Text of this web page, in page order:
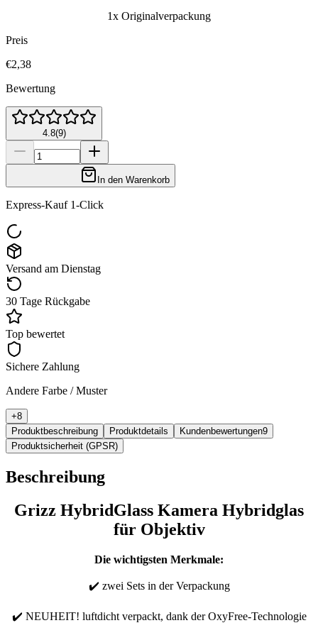
1x Originalverpackung
Preis
€2,38
Bewertung
4.8(9)
In den Warenkorb
Express-Kauf 1-Click
Versand am Dienstag
30 Tage Rückgabe
Top bewertet
Sichere Zahlung
Andere Farbe / Muster
+8
Produktbeschreibung
Produktdetails Kundenbewertungen9
Produktsicherheit (GPSR)
Beschreibung
Grizz HybridGlass Kamera Hybridglas
für Objektiv
Die wichtigsten Merkmale:
✔️ zwei Sets in der Verpackung
✔️ NEUHEIT! luftdicht verpackt, dank der OxyFree-Technologie